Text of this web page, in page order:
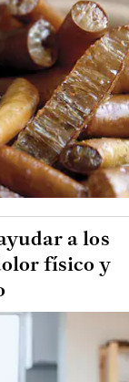
a los
físico y